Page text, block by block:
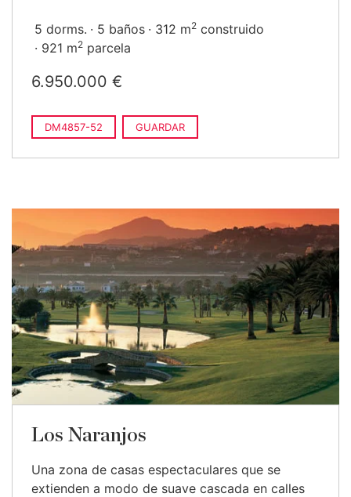
5 dorms. 5 baños 312 m2 construido
921 m2 parcela
6.950.000 €
DM4857-52 GUARDAR
Los Naranjos
Una zona de casas espectaculares que se
extienden a modo de suave cascada en calles